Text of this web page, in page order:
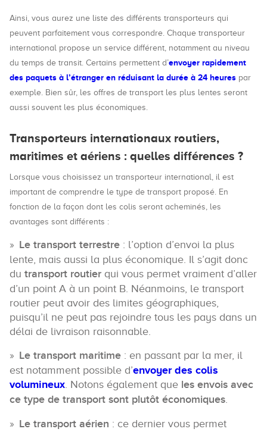
Ainsi, vous aurez une liste des différents transporteurs qui
peuvent parfaitement vous correspondre. Chaque transporteur
international propose un service différent, notamment au niveau
du temps de transit. Certains permettent d’envoyer rapidement
des paquets à l’étranger en réduisant la durée à 24 heures par
exemple. Bien sûr, les offres de transport les plus lentes seront
aussi souvent les plus économiques.
Transporteurs internationaux routiers,
maritimes et aériens : quelles différences ?
Lorsque vous choisissez un transporteur international, il est
important de comprendre le type de transport proposé. En
fonction de la façon dont les colis seront acheminés, les
avantages sont différents :
Le transport terrestre : l’option d’envoi la plus
lente, mais aussi la plus économique. Il s’agit donc
du transport routier qui vous permet vraiment d’aller
d’un point A à un point B. Néanmoins, le transport
routier peut avoir des limites géographiques,
puisqu’il ne peut pas rejoindre tous les pays dans un
délai de livraison raisonnable.
Le transport maritime : en passant par la mer, il
est notamment possible d’envoyer des colis
volumineux. Notons également que les envois avec
ce type de transport sont plutôt économiques.
Le transport aérien : ce dernier vous permet